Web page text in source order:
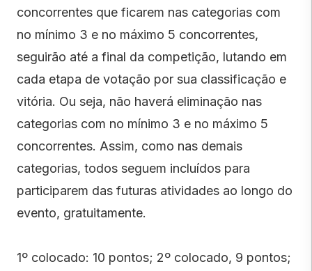
concorrentes que ficarem nas categorias com
no mínimo 3 e no máximo 5 concorrentes,
seguirão até a final da competição, lutando em
cada etapa de votação por sua classificação e
vitória. Ou seja, não haverá eliminação nas
categorias com no mínimo 3 e no máximo 5
concorrentes. Assim, como nas demais
categorias, todos seguem incluídos para
participarem das futuras atividades ao longo do
evento, gratuitamente.
1º colocado: 10 pontos; 2º colocado, 9 pontos;